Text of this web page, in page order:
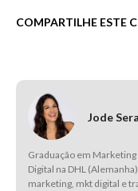
COMPARTILHE ESTE
Jode
Graduação em
Digital na DHL
marketing, mkt digital e